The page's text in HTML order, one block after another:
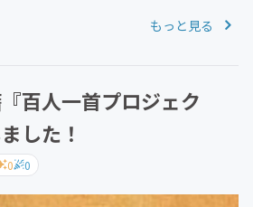
自殺ウォーキング ・
もっと見る
百人一首プロジェク
した！
0 0